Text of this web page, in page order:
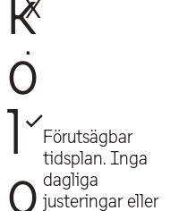
o
l
o
.
Förutsägbar
tidsplan. Inga
dagliga
justeringar eller